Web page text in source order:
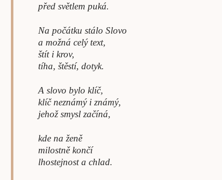
před světlem puká.
Na počátku stálo Slovo
a možná celý text,
štít i krov,
tíha, štěstí, dotyk.
A slovo bylo klíč,
klíč neznámý i známý,
jehož smysl začíná,
kde na ženě
milostně končí
lhostejnost a chlad.